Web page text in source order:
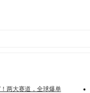
！两大赛道，全球爆单